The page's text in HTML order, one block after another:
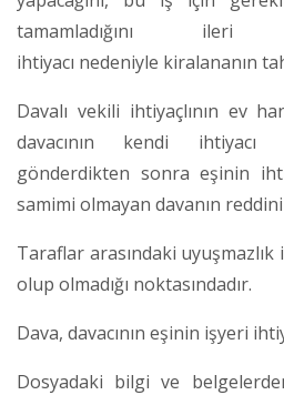
tamamladığını
ihtiyacı nedeniyle kiralananın
Davalı vekili ihtiyaçlının ev
davacının kendi ihtiyacı
gönderdikten sonra eşinin
samimi olmayan davanın
Taraflar arasındaki uyuşmazlık
olup olmadığı noktasındadır.
Dava, davacının eşinin işyeri
Dosyadaki bilgi ve